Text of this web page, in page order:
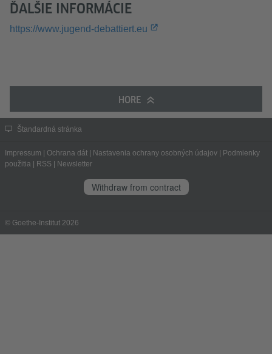
ĎALŠIE INFORMÁCIE
https://www.jugend-debattiert.eu
HORE
Štandardná stránka
Impressum Ochrana dát Nastavenia ochrany osobných údajov
Podmienky
použitia
RSS Newsletter
Withdraw from contract
© Goethe-Institut 2026